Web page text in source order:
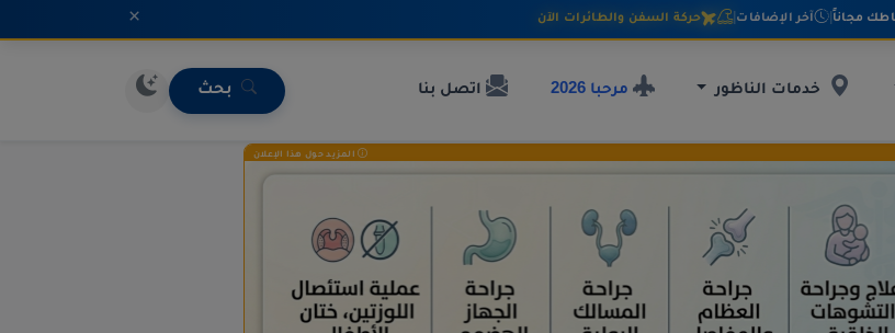
مجاناً | آخر الإضافات | حركة السفن والطائرات الآن ×
خدمات الناظور مرحبا 2026 اتصل بنا بحث
المزيد حول هذا الإعلان